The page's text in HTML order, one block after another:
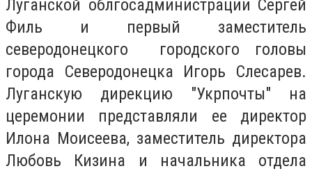
Луганской облгосадминистрации Сергей
Филь и первый заместитель
северодонецкого городского головы
города Северодонецка Игорь Слесарев.
Луганскую дирекцию "Укрпочты" на
церемонии представляли ее директор
Илона Моисеева, заместитель директора
Любовь Кизина и начальника отдела